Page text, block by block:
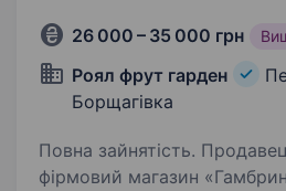
26 000 – 35 000 грн
Роял фрут гарден
Борщагівка
Повна зайнятість. Продавець-консультант у
фірмовий магазин «Гамбринус»